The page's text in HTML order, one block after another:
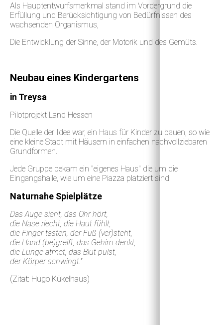
Als Hauptentwurfsmerkmal stand im Vordergrund die
Erfüllung und Berücksichtigung von Bedürfnissen des
wachsenden Organismus,
Die Entwicklung der Sinne, der Motorik und des Gemüts.
Neubau eines Kindergartens
in Treysa
Pilotprojekt Land Hessen
Die Quelle der Idee war, ein Haus für Kinder zu bauen, so wie
eine kleine Stadt mit Häusern in einfachen nachvollziebaren
Grundformen.
Jede Gruppe bekam ein "eigenes Haus" die um die
Eingangshalle, wie um eine Piazza platziert sind.
Naturnahe Spielplätze
Das Auge sieht, das Ohr hört,
die Nase riecht, die Haut fühlt,
die Finger tasten, der Fuß (ver)steht,
die Hand (be)greift, das Gehirn denkt,
die Lunge atmet, das Blut pulst,
der Körper schwingt."
(Zitat: Hugo Kükelhaus)